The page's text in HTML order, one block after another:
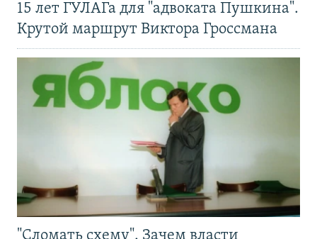
15 лет ГУЛАГа для "адвоката Пушкина".
Крутой маршрут Виктора Гроссмана